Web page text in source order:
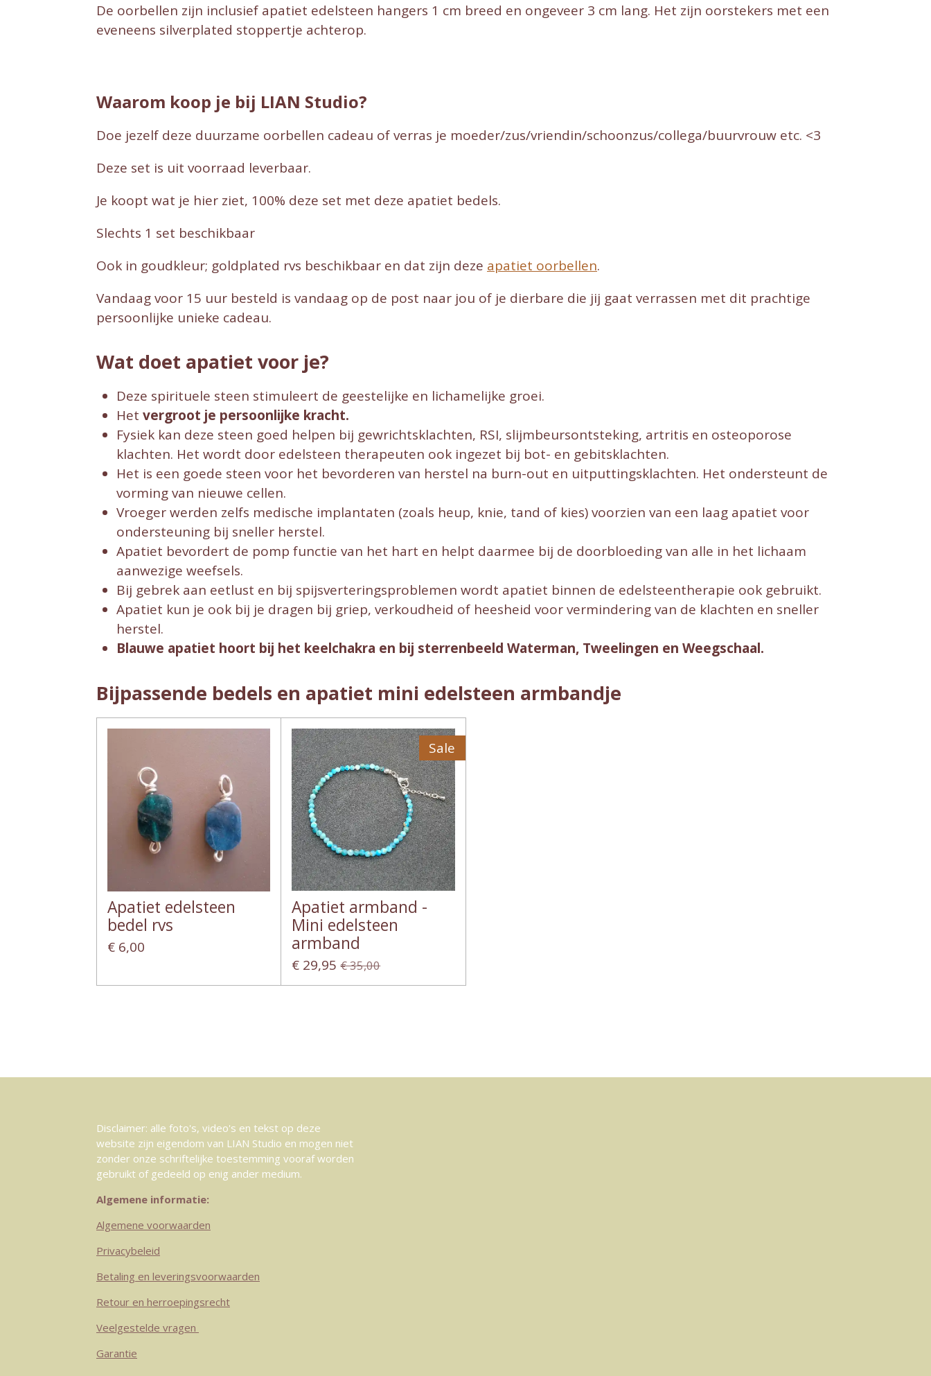
De oorbellen zijn inclusief apatiet edelsteen hangers 1 cm breed en ongeveer 3 cm lang. Het zijn oorstekers met een
eveneens silverplated stoppertje achterop.
Waarom koop je bij LIAN Studio?
Doe jezelf deze duurzame oorbellen cadeau of verras je moeder/zus/vriendin/schoonzus/collega/buurvrouw etc. <3
Deze set is uit voorraad leverbaar.
Je koopt wat je hier ziet, 100% deze set met deze apatiet bedels.
Slechts 1 set beschikbaar
Ook in goudkleur; goldplated rvs beschikbaar en dat zijn deze apatiet oorbellen.
Vandaag voor 15 uur besteld is vandaag op de post naar jou of je dierbare die jij gaat verrassen met dit prachtige
persoonlijke unieke cadeau.
Wat doet apatiet voor je?
Deze spirituele steen stimuleert de geestelijke en lichamelijke groei.
Het vergroot je persoonlijke kracht.
Fysiek kan deze steen goed helpen bij gewrichtsklachten, RSI, slijmbeursontsteking, artritis en osteoporose
klachten. Het wordt door edelsteen therapeuten ook ingezet bij bot- en gebitsklachten.
Het is een goede steen voor het bevorderen van herstel na burn-out en uitputtingsklachten. Het ondersteunt de
vorming van nieuwe cellen.
Vroeger werden zelfs medische implantaten (zoals heup, knie, tand of kies) voorzien van een laag apatiet voor
ondersteuning bij sneller herstel.
Apatiet bevordert de pomp functie van het hart en helpt daarmee bij de doorbloeding van alle in het lichaam
aanwezige weefsels.
Bij gebrek aan eetlust en bij spijsverteringsproblemen wordt apatiet binnen de edelsteentherapie ook gebruikt.
Apatiet kun je ook bij je dragen bij griep, verkoudheid of heesheid voor vermindering van de klachten en sneller
herstel.
Blauwe apatiet hoort bij het keelchakra en bij sterrenbeeld Waterman, Tweelingen en Weegschaal.
Bijpassende bedels en apatiet mini edelsteen armbandje
Apatiet edelsteen
bedel rvs
€ 6,00
Sale
Apatiet armband -
Mini edelsteen
armband
€ 29,95 € 35,00
Disclaimer: alle foto's, video's en tekst op deze
website zijn eigendom van LIAN Studio en mogen niet
zonder onze schriftelijke toestemming vooraf worden
gebruikt of gedeeld op enig ander medium.
Algemene informatie:
Algemene voorwaarden
Privacybeleid
Betaling en leveringsvoorwaarden
Retour en herroepingsrecht
Veelgestelde vragen
Garantie